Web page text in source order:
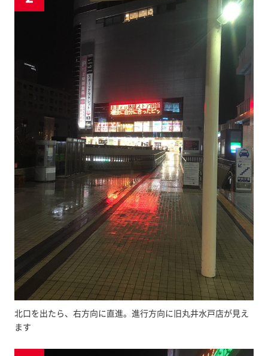
北口を出たら、右方向に直進。進行方向に旧丸井水戸店が見え
ます